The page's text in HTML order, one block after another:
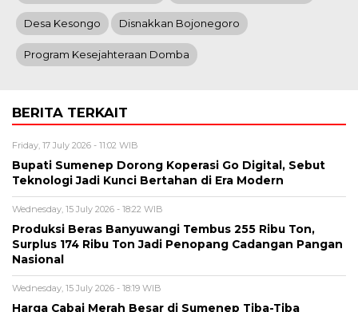
Desa Kesongo Disnakkan Bojonegoro
Program Kesejahteraan Domba
BERITA TERKAIT
Friday, 17 July 2026 - 11:02 WIB
Bupati Sumenep Dorong Koperasi Go Digital, Sebut
Teknologi Jadi Kunci Bertahan di Era Modern
Wednesday, 15 July 2026 - 18:22 WIB
Produksi Beras Banyuwangi Tembus 255 Ribu Ton,
Surplus 174 Ribu Ton Jadi Penopang Cadangan Pangan
Nasional
Wednesday, 15 July 2026 - 18:19 WIB
Harga Cabai Merah Besar di Sumenep Tiba-Tiba